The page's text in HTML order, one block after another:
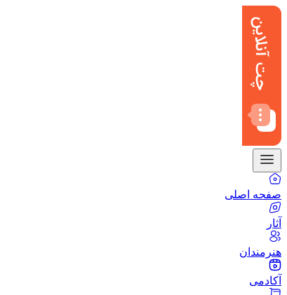
صفحه اصلی
آثار
هنرمندان
آکادمی